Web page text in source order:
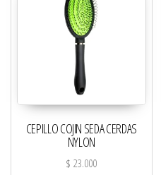
CEPILLO COJIN SEDA CERDAS
NYLON
$ 23.000